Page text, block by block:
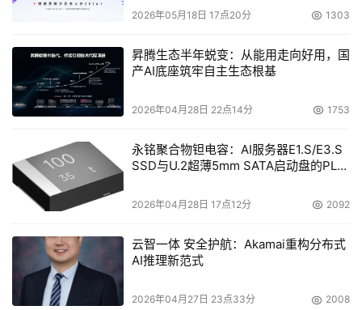
本文来源于DOIT传媒，文章内容仅供参考，不构成投资建议。
2026年05月18日 17点20分 1303
昇腾生态半年蜕变：从能用走向好用，国
产AI底座筑牢自主生态根基
2026年04月28日 22点14分 1753
永铭聚合物钽电容：AI服务器E1.S/E3.S
SSD与U.2超薄5mm SATA启动盘的PLP
2026年04月28日 17点12分 2092
云智一体 安全护航：Akamai重构分布式
AI推理新范式
2026年04月27日 23点33分 2008